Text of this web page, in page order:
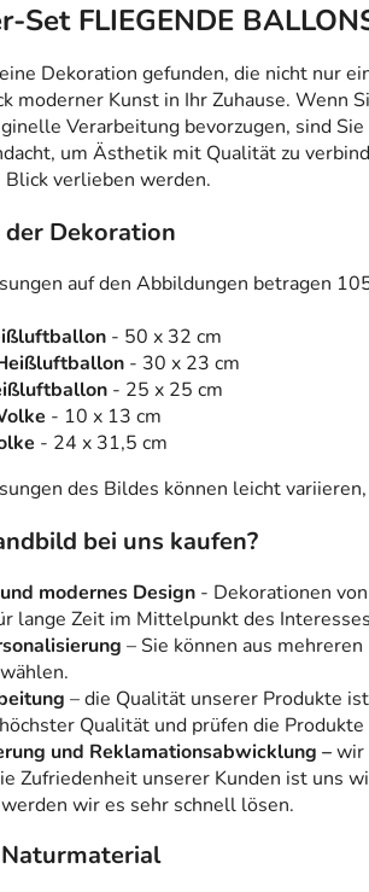
Set FLIEGENDE
Dekoration gefunden, die nicht nur
moderner Kunst in Ihr Zuhause. Wenn
Verarbeitung bevorzugen, sind
um Ästhetik mit Qualität zu
Blick verlieben werden.
Dekoration
auf den Abbildungen betragen
- 50 x 32 cm
- 30 x 23 cm
- 25 x 25 cm
- 10 x 13 cm
- 24 x 31,5 cm
des Bildes können leicht
bei uns kaufen?
modernes Design - Dekorationen
lange Zeit im Mittelpunkt des
– Sie können aus
– die Qualität unserer Produkte
Qualität und prüfen die
und Reklamationsabwicklung –wir
Zufriedenheit unserer Kunden ist uns
wir es sehr schnell lösen.